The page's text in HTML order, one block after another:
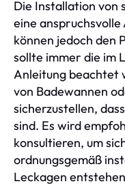
Die Installation von
eine anspruchsvolle
können jedoch den
sollte immer die im
Anleitung beachtet
von Badewannen
sicherzustellen,
sind. Es wird
konsultieren, um
ordnungsgemäß
Leckagen